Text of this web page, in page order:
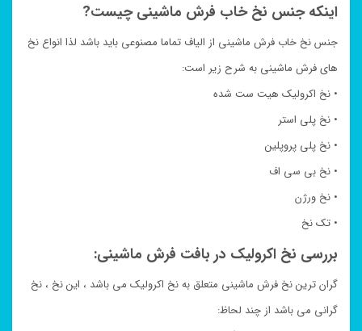
اینکه جنس نخ خاب فرش ماشینی چیست?
جنس نخ خاب فرش ماشینی از الیاف تماما مصنوعی باید باشد لذا انواع نخ
های فرش ماشینی به شرح زیر است:
• نخ اکرولیک هیت ست شده
• نخ پلی استر
• نخ پلی پروپلین
• نخ بی سی اف
• نخ ورژن
• تک نخ
بررسی نخ اکرولیک در بافت فرش ماشینی:
گران ترین نخ فرش ماشینی متعلق به نخ اکرولیک می باشد ، این نخ ، نخ
گرانی می باشد از چند لحاظ: